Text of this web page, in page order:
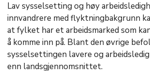
Lav sysselsetting og høy
innvandrere med flyktningbakgrunn
at fylket har et arbeidsmarked som
å komme inn på. Blant den øvrige
sysselsettingen lavere og
enn landsgjennomsnittet.